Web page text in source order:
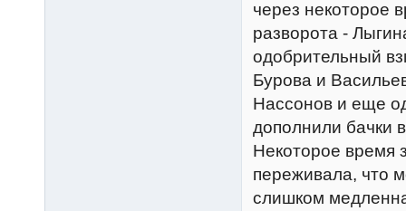
через некоторое
разворота -
одобрительный
Бурова и
Нассонов и еще
дополнили бачки
Некоторое время
переживала, что
слишком